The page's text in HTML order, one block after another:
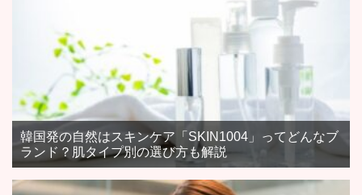
韓国発の自然はスキンケア「SKIN1004」ってどんなブ
ランド？肌タイプ別の選び方も解説